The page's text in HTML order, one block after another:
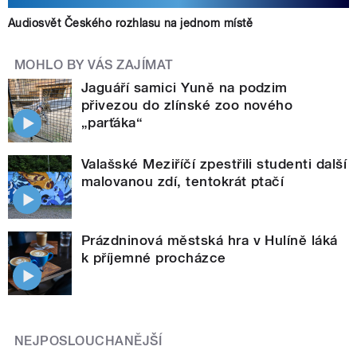
Audiosvět Českého rozhlasu na jednom místě
MOHLO BY VÁS ZAJÍMAT
Jaguáří samici Yuně na podzim
přivezou do zlínské zoo nového
„parťáka“
Valašské Meziříčí zpestřili studenti další
malovanou zdí, tentokrát ptačí
Prázdninová městská hra v Hulíně láká
k příjemné procházce
NEJPOSLOUCHANĚJŠÍ